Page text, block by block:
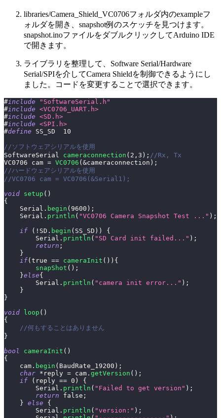
libraries/Camera_Shield_VC0706フォルダ内のexampleフ
ォルダを開き、snapshot例のスケッチを見つけます。
snapshot.inoファイルをダブルクリックしてArduino IDE
で開きます。
ライブラリを整理して、Software Serial/Hardware
Serial/SPIを介してCamera Shieldを制御できるようにし
ました。コードを変更することで選択できます。
#include
"SoftwareSerial.h"
#include <VC0706_UART.h>
#include <SD.h>
#include <SPI.h>
#define SS_SD 10
//ソフトウェアシリアルを使用
SoftwareSerial cameraconnection ( 2 , 3 ) ; //Rx, Tx
VC0706 cam = VC0706 ( &cameraconnection ) ;
//ハードウェアシリアルを使用
//VC0706 cam = VC0706(&Serial1);
void setup ( )
{
    Serial
. begin ( 9600 ) ;
    Serial
. println ( "VC0706 Camera Snapshot Test ..." ) ;
if
( ! SD . begin ( SS_SD ) )
{
        Serial
. println ( "SD Card init failed..." ) ;
return ;
}
if( true == cameraInit ( ) ) {
snapShot ( ) ;
}else{
        Serial
. println ( "camera init error..." ) ;
}
}
void
loop ( )
{
//何もすることはありません
}
bool
cameraInit ( )
{
    cam
. begin ( BaudRate_19200 ) ;
char * reply = cam . getVersion ( ) ;
if
( reply == 0 )
{
        Serial
. println ( "Failed to get version" ) ;
return
false ;
} else
{
        Serial
. println ( "version:" ) ;